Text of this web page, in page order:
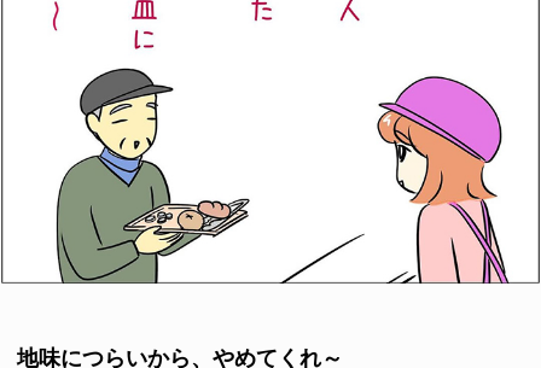
地味につらいから、やめてくれ～